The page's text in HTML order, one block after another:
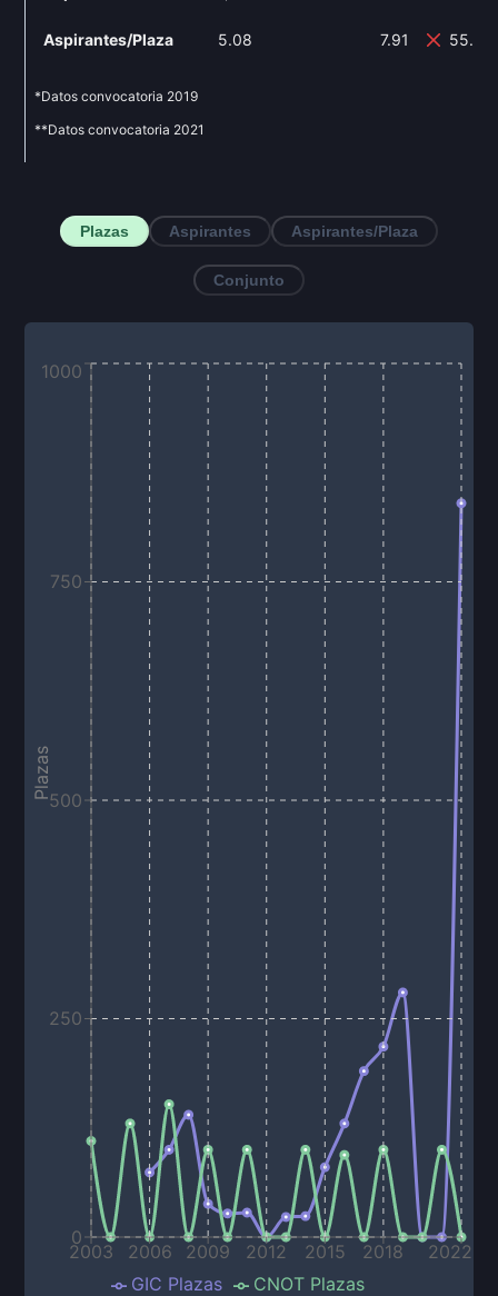
Aspirantes/Plaza 5.08 7.91
*Datos convocatoria 2019
**Datos convocatoria 2021
Plazas Aspirantes Aspirantes/Plaza
Conjunto
2003 2006 2009 2012 2015 2018 2022
0
250
500
750
1000
Plazas
GIC Plazas CNOT Plazas